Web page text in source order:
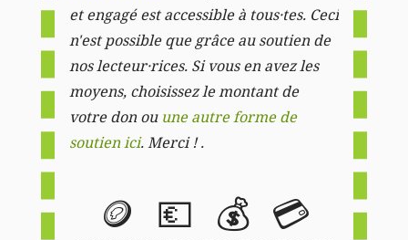
et engagé est accessible à tous·tes. Ceci
n'est possible que grâce au soutien de
nos lecteur·rices. Si vous en avez les
moyens, choisissez le montant de
votre don ou une autre forme de
soutien ici. Merci ! .
🪙 💶 💰 💳